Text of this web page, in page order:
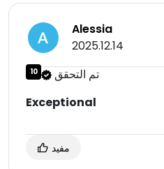
Alessia
2025.12.14
10
تم التحقق
Exceptional
مفيد